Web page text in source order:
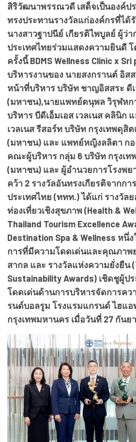
สิริวัฒนาพรรณวดี เสด็จเป็นองค์ป
ทรงประทานรางวัลแก่องค์กรที่ได้
นางสาวฐาปนีย์ เกียรติไพบูลย์ ผู้ว่
ประเทศไทยร่วมแสดงความยินดี
ครั้งนี้ BDMS Wellness Clinic x
บริหารงานของ นายสงกรานต์ อิส
หน้าที่บริหาร บริษัท ชาญอิสสระ ดี
(มหาชน),นายแพทย์ตนุพล วิรุฬห
บริหาร บีดีเอ็มเอส เวลเนส คลินิก
เวลเนส รีสอร์ท บริษัท กรุงเทพดุสิ
(มหาชน) และ แพทย์หญิงลลิตา ก
คณะผู้บริหาร กลุ่ม 6 บริษัท กรุงเท
(มหาชน) และ ผู้อำนวยการโรงพย
คว้า 2 รางวัลอันทรงเกียรติจากกา
ประเทศไทย (ททท.) ได้แก่ รางวัล
ท่องเที่ยวเชิงสุขภาพ (Health &
Thailand Tourism Excellence
Destination Spa & Wellness หนึ่
การที่มีความโดดเด่นและคุณภาพ
สากล และ รางวัลแห่งความยั่งยืน
Sustainability Awards) เชิดชูผู้ป
โดดเด่นด้านการบริหารจัดการค
รนด์บอลรูม โรงแรมแกรนด์ ไฮแอ
กรุงเทพมหานคร เมื่อวันที่ 27 กันย